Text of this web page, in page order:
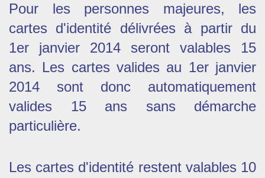
Pour les personnes majeures, les
cartes d'identité délivrées à partir du
1er janvier 2014 seront valables 15
ans. Les cartes valides au 1er janvier
2014 sont donc automatiquement
valides 15 ans sans démarche
particulière.
Les cartes d'identité restent valables 10